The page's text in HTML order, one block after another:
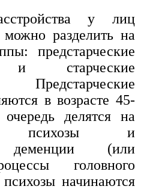
у лиц
можно разделить на
предстарческие
и старческие
в возрасте 45-
делятся на
психозы и
деменции (или
головного
начинаются